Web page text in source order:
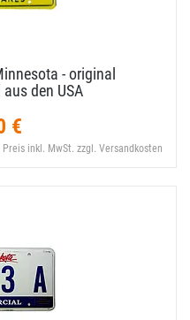
- original
den USA
€
Preis inkl. MwSt. zzgl. Versandkosten